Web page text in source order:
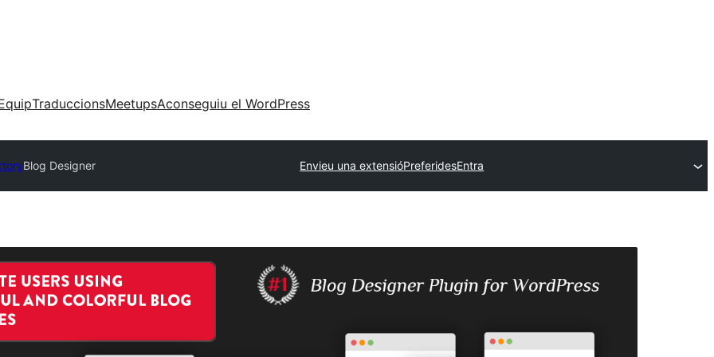
TraduccionsMeetupsAconseguiu el WordPress
Blog Designer Envieu una extensióPreferidesEntra